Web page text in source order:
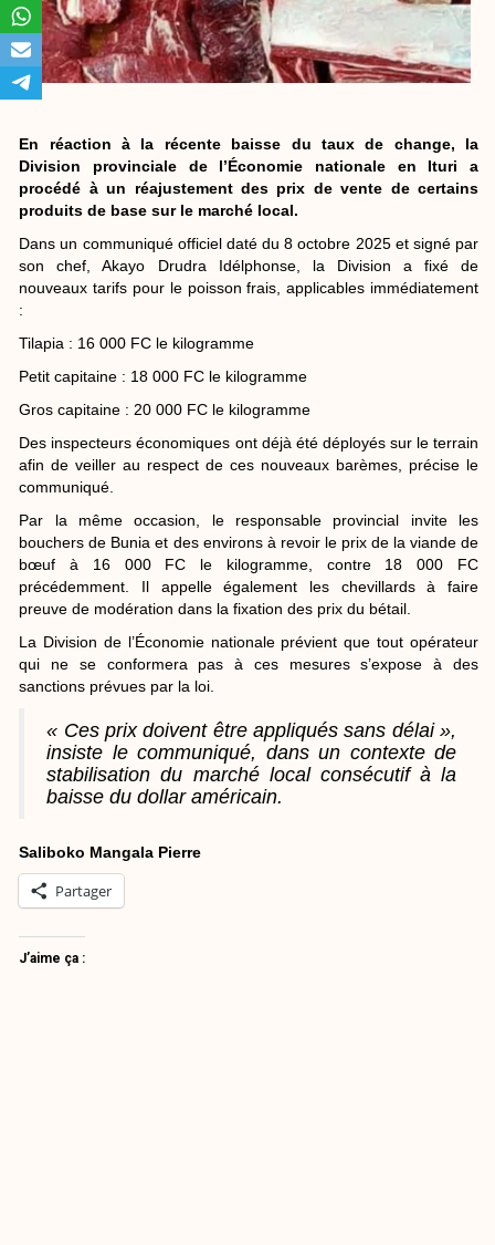
En réaction à la récente baisse du taux de change, la
Division provinciale de l’Économie nationale en Ituri a
procédé à un réajustement des prix de vente de certains
produits de base sur le marché local.
Dans un communiqué officiel daté du 8 octobre 2025 et signé par
son chef, Akayo Drudra Idélphonse, la Division a fixé de
nouveaux tarifs pour le poisson frais, applicables immédiatement
:
Tilapia : 16 000 FC le kilogramme
Petit capitaine : 18 000 FC le kilogramme
Gros capitaine : 20 000 FC le kilogramme
Des inspecteurs économiques ont déjà été déployés sur le terrain
afin de veiller au respect de ces nouveaux barèmes, précise le
communiqué.
Par la même occasion, le responsable provincial invite les
bouchers de Bunia et des environs à revoir le prix de la viande de
bœuf à 16 000 FC le kilogramme, contre 18 000 FC
précédemment. Il appelle également les chevillards à faire
preuve de modération dans la fixation des prix du bétail.
La Division de l’Économie nationale prévient que tout opérateur
qui ne se conformera pas à ces mesures s’expose à des
sanctions prévues par la loi.
« Ces prix doivent être appliqués sans délai »,
insiste le communiqué, dans un contexte de
stabilisation du marché local consécutif à la
baisse du dollar américain.
Saliboko Mangala Pierre
Partager
J’aime ça :